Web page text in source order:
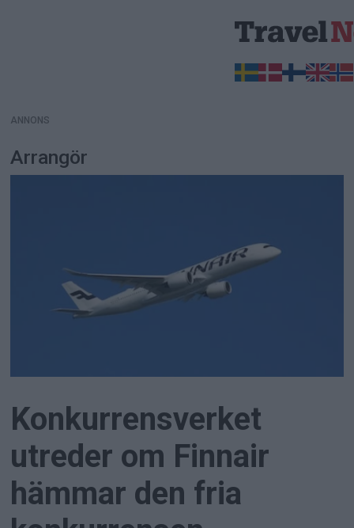
ANNONS
Arrangör
Konkurrensverket
utreder om Finnair
hämmar den fria